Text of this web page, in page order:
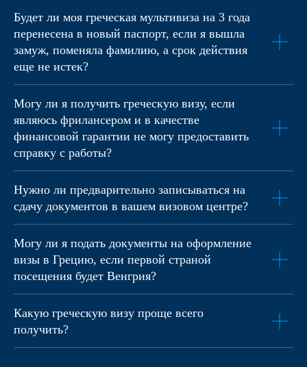
Будет ли моя греческая мультивиза на 3 года
перенесена в новый паспорт, если я вышла
замуж, поменяла фамилию, а срок действия
еще не истек?
Могу ли я получить греческую визу, если
являюсь фрилансером и в качестве
финансовой гарантии не могу предоставить
справку с работы?
Нужно ли предварительно записываться на
сдачу документов в вашем визовом центре?
Могу ли я подать документы на оформление
визы в Грецию, если первой страной
посещения будет Венгрия?
Какую греческую визу проще всего
получить?
г. Москва, Борисовские пруды
г. Москва, бульвар Братьев Весниных, 2
Политика конфиденциальности